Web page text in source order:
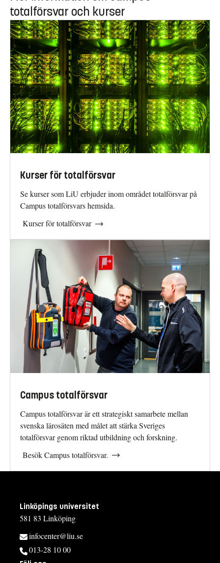
totalförsvar och kurser
Kurser för totalförsvar
Se kurser som LiU erbjuder inom området totalförsvar på
Campus totalförsvars hemsida.
Kurser för totalförsvar
Campus totalförsvar
Campus totalförsvar är ett strategiskt samarbete mellan
svenska lärosäten med målet att stärka Sveriges
totalförsvar genom riktad utbildning och forskning.
Besök Campus totalförsvar.
Linköpings universitet
581 83 Linköping
infocenter@liu.se
013-28 10 00